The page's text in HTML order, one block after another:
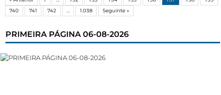
740
741 742 … 1.038 Seguinte »
PRIMEIRA PÁGINA 06-08-2026